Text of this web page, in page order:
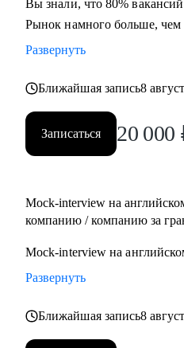
Вы знали, что 80%
Рынок намного больше, чем
Развернуть
Ближайшая запись8
Записаться 20 000
Mock-interview на
компанию / компанию за
Mock-interview на
Развернуть
Ближайшая запись8